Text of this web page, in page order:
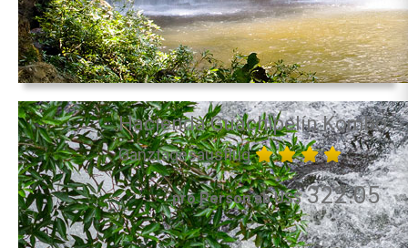
Hacienda Guachipelín Kombo
Ganztagesausflug
pro Person ab US$322.05